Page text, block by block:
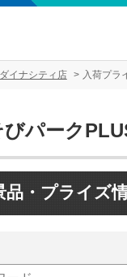
イナシティ店 入荷プラ
パーク
品・プライズ